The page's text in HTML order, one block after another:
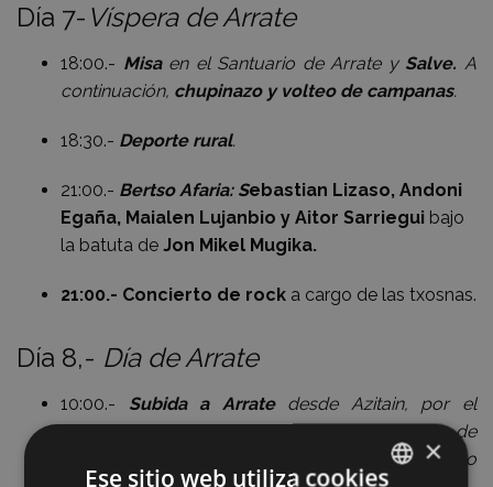
Día 7- Víspera de Arrate
18:00.- Misaen el Santuario de Arrate y Salve. A
continuación, chupinazo y volteo de campanas.
18:30.- Deporte rural.
21:00.- Bertso Afaria: Sebastian Lizaso, Andoni
Egaña, Maialen Lujanbio y Aitor Sarriegui bajo
la batuta de Jon Mikel Mugika.
21:00.- Concierto de rock a cargo de las txosnas.
Día 8,- Día de Arrate
10:00.- Subida a Arratedesde Azitain, por el
camino de los pasos de la Virgen. Reparto de
en la fuente de Zestero
×
Ese sitio web utiliza cookies